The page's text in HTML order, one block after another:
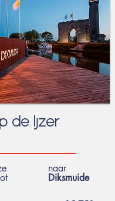
de Ijzer
naar
Diksmuide